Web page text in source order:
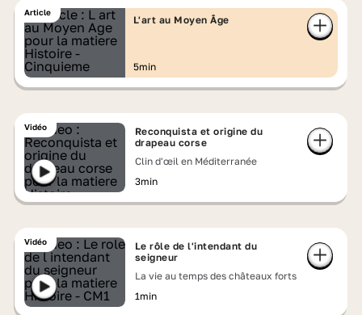
Article
L'art au Moyen Âge
5min
Vidéo
Reconquista et origine du
drapeau corse
Clin d'œil en Méditerranée
3min
Vidéo
Le rôle de l'intendant du
seigneur
La vie au temps des châteaux forts
1min